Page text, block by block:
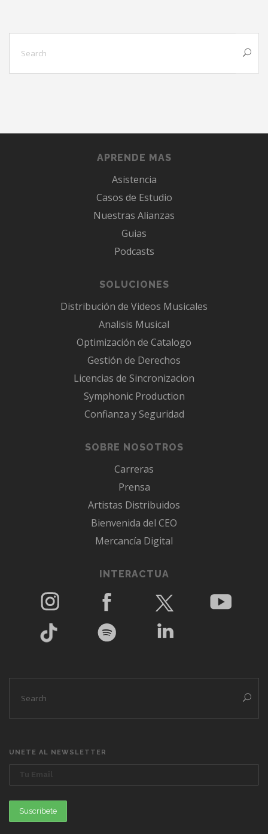
APRENDE MAS
Asistencia
Casos de Estudio
Nuestras Alianzas
Guias
Podcasts
SOLUCIONES
Distribución de Videos Musicales
Analisis Musical
Optimización de Catalogo
Gestión de Derechos
Licencias de Sincronizacion
Symphonic Production
Confianza y Seguridad
SOBRE NOSOTROS
Carreras
Prensa
Artistas Distribuidos
Bienvenida del CEO
Mercancía Digital
INTERACTUA
UNETE AL NEWSLETTER